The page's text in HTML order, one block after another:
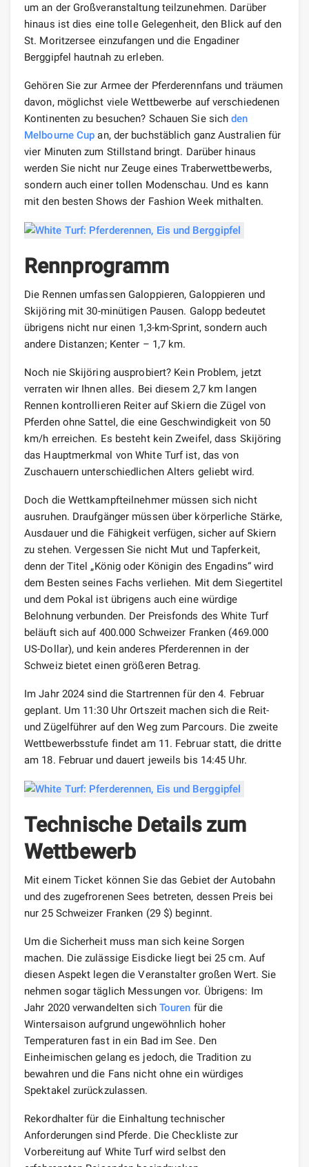
um an der Großveranstaltung teilzunehmen. Darüber
hinaus ist dies eine tolle Gelegenheit, den Blick auf den
St. Moritzersee einzufangen und die Engadiner
Berggipfel hautnah zu erleben.
Gehören Sie zur Armee der Pferderennfans und träumen
davon, möglichst viele Wettbewerbe auf verschiedenen
Kontinenten zu besuchen? Schauen Sie sichden
Melbourne Cup an, der buchstäblich ganz Australien für
vier Minuten zum Stillstand bringt. Darüber hinaus
werden Sie nicht nur Zeuge eines Traberwettbewerbs,
sondern auch einer tollen Modenschau. Und es kann
mit den besten Shows der Fashion Week mithalten.
Rennprogramm
Die Rennen umfassen Galoppieren, Galoppieren und
Skijöring mit 30-minütigen Pausen. Galopp bedeutet
übrigens nicht nur einen 1,3-km-Sprint, sondern auch
andere Distanzen; Kenter – 1,7 km.
Noch nie Skijöring ausprobiert? Kein Problem, jetzt
verraten wir Ihnen alles. Bei diesem 2,7 km langen
Rennen kontrollieren Reiter auf Skiern die Zügel von
Pferden ohne Sattel, die eine Geschwindigkeit von 50
km/h erreichen. Es besteht kein Zweifel, dass Skijöring
das Hauptmerkmal von White Turf ist, das von
Zuschauern unterschiedlichen Alters geliebt wird.
Doch die Wettkampfteilnehmer müssen sich nicht
ausruhen. Draufgänger müssen über körperliche Stärke,
Ausdauer und die Fähigkeit verfügen, sicher auf Skiern
zu stehen. Vergessen Sie nicht Mut und Tapferkeit,
denn der Titel „König oder Königin des Engadins“ wird
dem Besten seines Fachs verliehen. Mit dem Siegertitel
und dem Pokal ist übrigens auch eine würdige
Belohnung verbunden. Der Preisfonds des White Turf
beläuft sich auf 400.000 Schweizer Franken (469.000
US-Dollar), und kein anderes Pferderennen in der
Schweiz bietet einen größeren Betrag.
Im Jahr 2024 sind die Startrennen für den 4. Februar
geplant. Um 11:30 Uhr Ortszeit machen sich die Reit-
und Zügelführer auf den Weg zum Parcours. Die zweite
Wettbewerbsstufe findet am 11. Februar statt, die dritte
am 18. Februar und dauert jeweils bis 14:45 Uhr.
Technische Details zum
Wettbewerb
Mit einem Ticket können Sie das Gebiet der Autobahn
und des zugefrorenen Sees betreten, dessen Preis bei
nur 25 Schweizer Franken (29 $) beginnt.
Um die Sicherheit muss man sich keine Sorgen
machen. Die zulässige Eisdicke liegt bei 25 cm. Auf
diesen Aspekt legen die Veranstalter großen Wert. Sie
nehmen sogar täglich Messungen vor. Übrigens: Im
Jahr 2020 verwandelten sich Touren für die
Wintersaison aufgrund ungewöhnlich hoher
Temperaturen fast in ein Bad im See. Den
Einheimischen gelang es jedoch, die Tradition zu
bewahren und die Fans nicht ohne ein würdiges
Spektakel zurückzulassen.
Rekordhalter für die Einhaltung technischer
Anforderungen sind Pferde. Die Checkliste zur
Vorbereitung auf White Turf wird selbst den